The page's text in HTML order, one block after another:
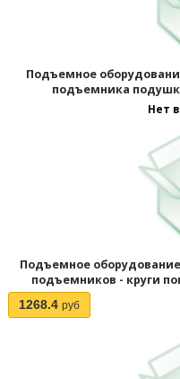
Подъемное
подъемника
Нет
Подъемное
подъемников - круги
1268.4 руб